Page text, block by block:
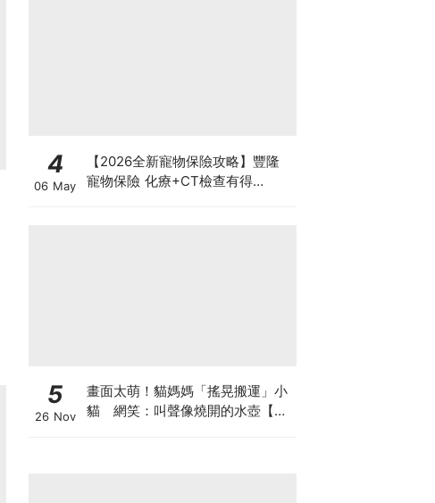
4
06 May
【2026全新寵物保險攻略】豐隆
寵物保險 化療+CT檢查有得
5
26 Nov
畫面太萌！貓媽媽「搖晃搬運」小
貓 網笑：叫聲像燒開的水壺【有